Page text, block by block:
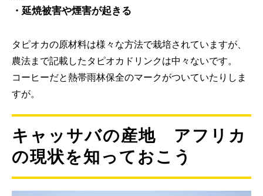
・延焼被害や煙害が起きる
タピオカの原材料は様々な方法で栽培されていますが、
農法まで記載したタピオカドリンクは中々ないです。
コーヒーだと熱帯雨林保全のマークがついていたりしま
すが。
キャッサバの産地 アフリカ
の現状を知っておこう